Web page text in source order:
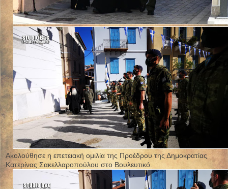
Ακολούθησε η επετειακή ομιλία της Προέδρου της Δημοκρατίας
Κατερίνας Σακελλαροπούλου στο Βουλευτικό.